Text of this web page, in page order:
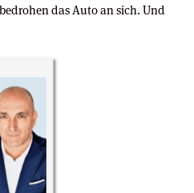
das Auto an sich. Und